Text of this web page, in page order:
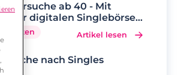
ab 40 - Mit
digitalen Singlebörse
Ihr Traum wahr
Minuten Artikel lesen
Suche nach Singles